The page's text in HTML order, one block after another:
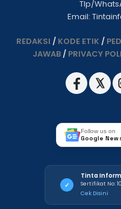
Tlp/
Email:
REDAKSI / KODE ETIK /
JAWAB/ PRIVACY
Follow us on
Google
✓
Tinta
Sertifikat No:
Cek Disini